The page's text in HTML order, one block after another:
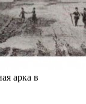
арка в